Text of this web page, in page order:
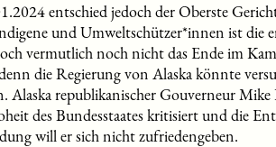
entschied jedoch der Oberste
und Umweltschützer*innen ist die
vermutlich noch nicht das Ende im
die Regierung von Alaska könnte
Alaska republikanischer Gouverneur
des Bundesstaates kritisiert und die
will er sich nicht zufriedengeben.